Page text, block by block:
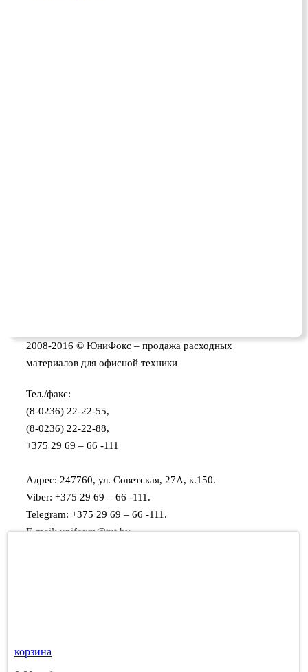
2008-2016 © ЮниФокс – продажа расходных
материалов для офисной техники
Тел./факс:
(8-0236) 22-22-55,
(8-0236) 22-22-88,
+375 29 69 – 66 -111
Адрес: 247760, ул. Советская, 27А, к.150.
Viber: +375 29 69 – 66 -111.
Telegram: +375 29 69 – 66 -111.
E-mail: unifoxm@tut.by
- с регистрационным номером 490498376.
корзина